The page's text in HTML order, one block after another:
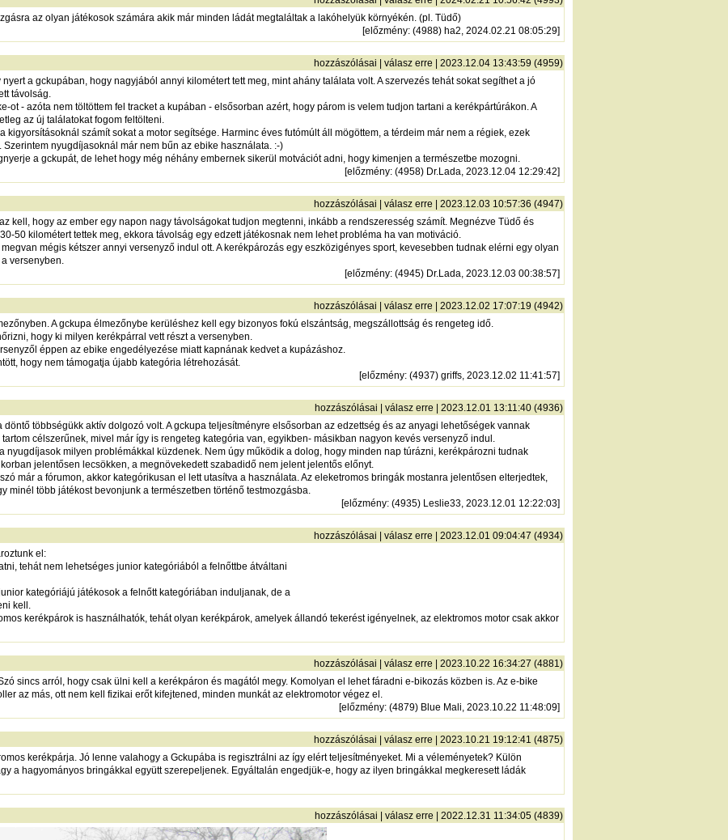
az olyan játékosok számára akik már minden ládát megtaláltak a lakóhelyük környékén. (pl. Tüdő)
[előzmény: (4988) ha2, 2024.02.21 08:05:29]
hozzászólásai válasz erre | 2023.12.04 13:43:59 (4959)
a gckupában, hogy nagyjából annyi kilométert tett meg, mint ahány találata volt. A szervezés tehát sokat segíthet a jó
távolság.
ot - azóta nem töltöttem fel tracket a kupában - elsősorban azért, hogy párom is velem tudjon tartani a kerékpártúrákon. A
az új találatokat fogom feltölteni.
kigyorsításoknál számít sokat a motor segítsége. Harminc éves futómúlt áll mögöttem, a térdeim már nem a régiek, ezek
nyugdíjasoknál már nem bűn az ebike használata. :-)
a gckupát, de lehet hogy még néhány embernek sikerül motvációt adni, hogy kimenjen a természetbe mozogni.
[előzmény: (4958) Dr.Lada, 2023.12.04 12:29:42]
hozzászólásai válasz erre | 2023.12.03 10:57:36 (4947)
kell, hogy az ember egy napon nagy távolságokat tudjon megtenni, inkább a rendszeresség számít. Megnézve Tüdő és
50 kilométert tettek meg, ekkora távolság egy edzett játékosnak nem lehet probléma ha van motiváció.
mégis kétszer annyi versenyző indul ott. A kerékpározás egy eszközigényes sport, kevesebben tudnak elérni egy olyan
versenyben.
[előzmény: (4945) Dr.Lada, 2023.12.03 00:38:57]
hozzászólásai válasz erre | 2023.12.02 17:07:19 (4942)
A gckupa élmezőnybe kerüléshez kell egy bizonyos fokú elszántság, megszállottság és rengeteg idő.
hogy ki milyen kerékpárral vett részt a versenyben.
éppen az ebike engedélyezése miatt kapnának kedvet a kupázáshoz.
hogy nem támogatja újabb kategória létrehozását.
[előzmény: (4937) griffs, 2023.12.02 11:41:57]
hozzászólásai válasz erre | 2023.12.01 13:11:40 (4936)
többségükk aktív dolgozó volt. A gckupa teljesítményre elsősorban az edzettség és az anyagi lehetőségek vannak
célszerűnek, mivel már így is rengeteg kategória van, egyikben- másikban nagyon kevés versenyző indul.
nyugdíjasok milyen problémákkal küzdenek. Nem úgy működik a dolog, hogy minden nap túrázni, kerékpározni tudnak
jelentősen lecsökken, a megnövekedett szabadidő nem jelent jelentős előnyt.
már a fórumon, akkor kategórikusan el lett utasítva a használata. Az eleketromos bringák mostanra jelentősen elterjedtek,
minél több játékost bevonjunk a természetben történő testmozgásba.
[előzmény: (4935) Leslie33, 2023.12.01 12:22:03]
hozzászólásai válasz erre | 2023.12.01 09:04:47 (4934)
el:
tehát nem lehetséges junior kategóriából a felnőttbe átváltani
kategóriájú játékosok a felnőtt kategóriában induljanak, de a
kell.
kerékpárok is használhatók, tehát olyan kerékpárok, amelyek állandó tekerést igényelnek, az elektromos motor csak akkor
hozzászólásai válasz erre | 2023.10.22 16:34:27 (4881)
sincs arról, hogy csak ülni kell a kerékpáron és magától megy. Komolyan el lehet fáradni e-bikozás közben is. Az e-bike
az más, ott nem kell fizikai erőt kifejtened, minden munkát az elektromotor végez el.
[előzmény: (4879) Blue Mali, 2023.10.22 11:48:09]
hozzászólásai válasz erre | 2023.10.21 19:12:41 (4875)
kerékpárja. Jó lenne valahogy a Gckupába is regisztrálni az így elért teljesítményeket. Mi a véleményetek? Külön
a hagyományos bringákkal együtt szerepeljenek. Egyáltalán engedjük-e, hogy az ilyen bringákkal megkeresett ládák
hozzászólásai válasz erre | 2022.12.31 11:34:05 (4839)